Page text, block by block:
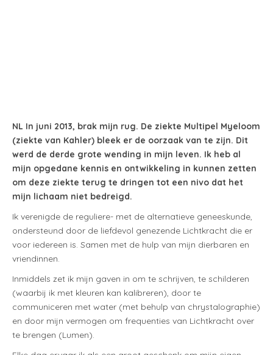
NL In juni 2013, brak mijn rug. De ziekte Multipel Myeloom
(ziekte van Kahler) bleek er de oorzaak van te zijn. Dit
werd de derde grote wending in mijn leven. Ik heb al
mijn opgedane kennis en ontwikkeling in kunnen zetten
om deze ziekte terug te dringen tot een nivo dat het
mijn lichaam niet bedreigd.
Ik verenigde de reguliere- met de alternatieve geneeskunde,
ondersteund door de liefdevol genezende Lichtkracht die er
voor iedereen is. Samen met de hulp van mijn dierbaren en
vriendinnen.
Inmiddels zet ik mijn gaven in om te schrijven, te schilderen
(waarbij ik met kleuren kan kalibreren), door te
communiceren met water (met behulp van chrystalographie)
en door mijn vermogen om frequenties van Lichtkracht over
te brengen (Lumen).